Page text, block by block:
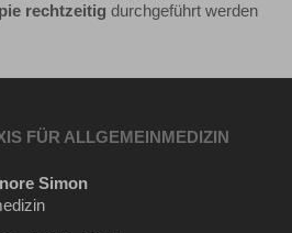
rechtzeitig durchgeführt werden
FÜR ALLGEMEINMEDIZIN
Simon